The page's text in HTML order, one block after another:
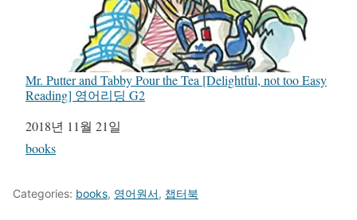
Mr. Putter and Tabby Pour the Tea [Delightful, not too Easy
Reading] 영어리딩 G2
일자
2018년 11월 21일
관련 항목
books
Categories: books, 영어원서, 챕터북